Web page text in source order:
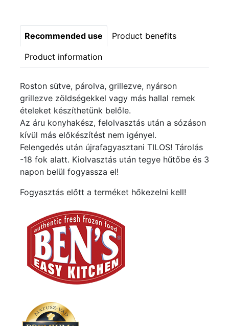
Recommended use Product benefits
Product information
Roston sütve, párolva, grillezve, nyárson
grillezve zöldségekkel vagy más hallal remek
ételeket készíthetünk belőle.
Az áru konyhakész, felolvasztás után a sózáson
kívül más előkészítést nem igényel.
Felengedés után újrafagyasztani TILOS! Tárolás
-18 fok alatt. Kiolvasztás után tegye hűtőbe és 3
napon belül fogyassza el!
Fogyasztás előtt a terméket hőkezelni kell!